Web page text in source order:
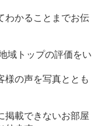
わかることまでお伝
域トップの評価をい
様の声を写真ととも
載できないお部屋